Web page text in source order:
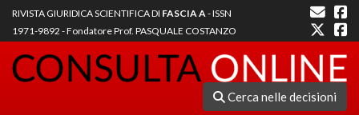
RIVISTA GIURIDICA SCIENTIFICA DI FASCIA A- ISSN
1971-9892 - Fondatore Prof. PASQUALE COSTANZO
Cerca nelle decisioni